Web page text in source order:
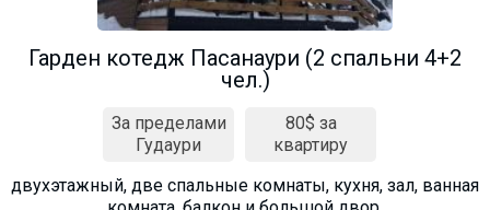
Гарден котедж Пасанаури (2 спальни 4+2
чел.)
За пределами
Гудаури
80$ за
квартиру
двухэтажный, две спальные комнаты, кухня, зал, ванная